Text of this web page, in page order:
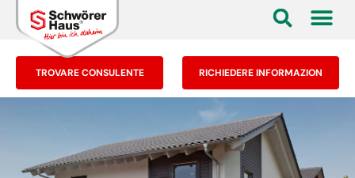
TROVARE CONSULENTE RICHIEDERE INFORMAZION